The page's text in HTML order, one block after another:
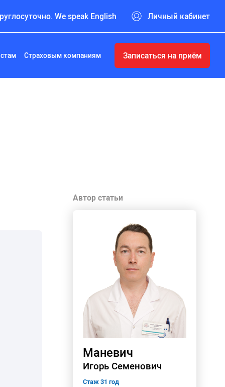
We speak English Личный кабинет
Страховым компаниям Записаться на приём
Автор статьи
Маневич
Игорь Семенович
Стаж 31 год